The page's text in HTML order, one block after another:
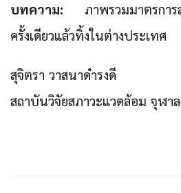
บทความ: ภาพรวมมาตรการ
ครั้งเดียวแล้วทิ้งในต่างประเทศ
สุจิตรา วาสนาดำรงดี
สถาบันวิจัยสภาวะแวดล้อม จุฬา